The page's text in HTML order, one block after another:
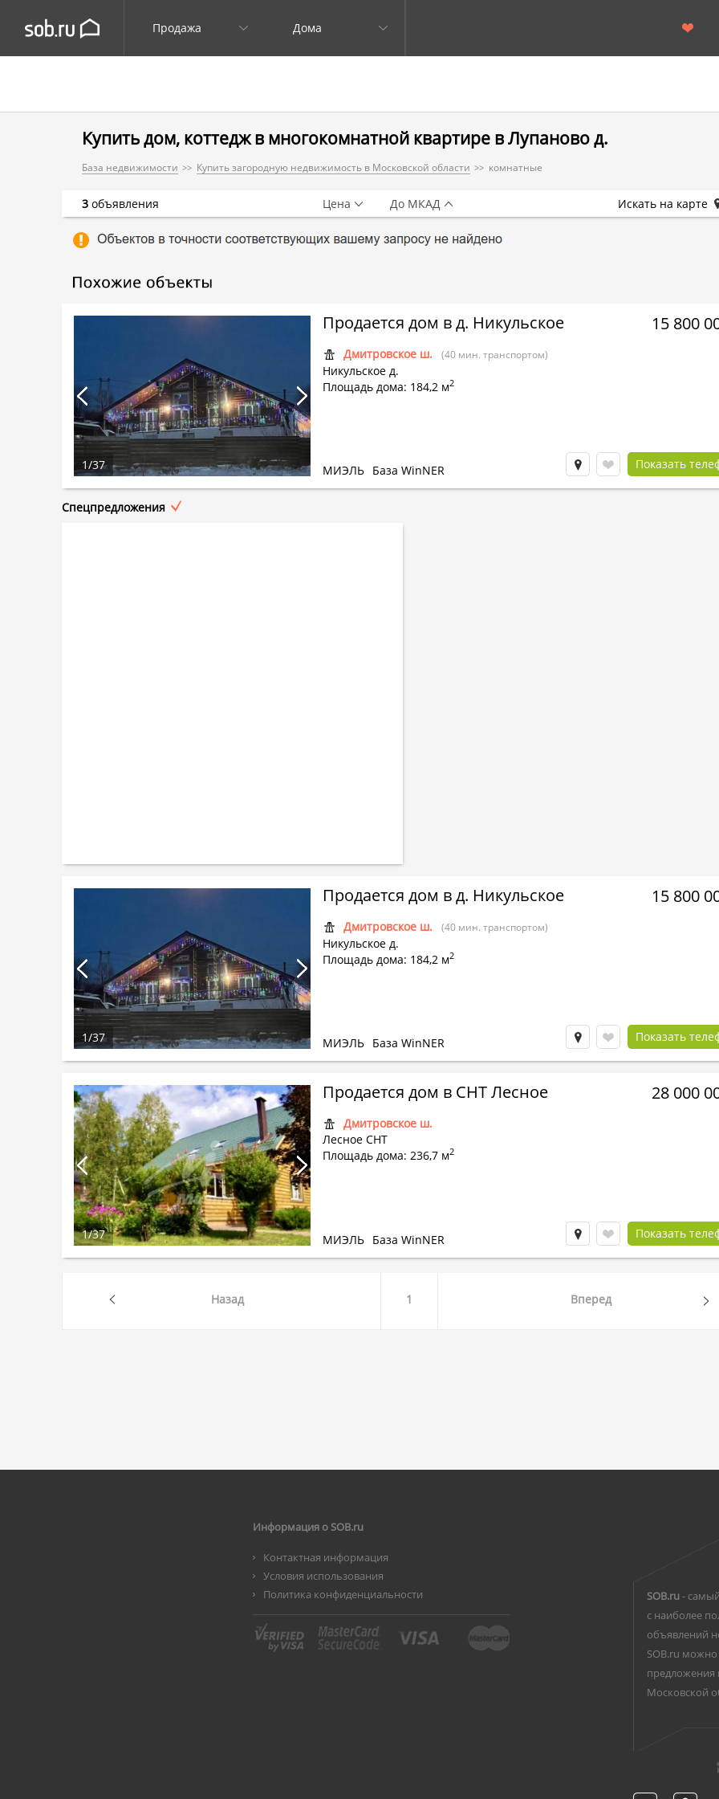
Продажа Дома
Купить дом, коттедж в многокомнатной квартире в Лупаново д.
База недвижимости Купить загородную недвижимость в Московской области комнатные
Продается дом в д. Никульское
Дмитровское ш. (40 мин. транспортом)
Никульское д.
Площадь дома: 184,2 м2
15 800
МИЭЛЬ База WinNER Показать
1/37
Спецпредложения
Продается дом в д. Никульское
Дмитровское ш. (40 мин. транспортом)
Никульское д.
Площадь дома: 184,2 м2
15 800
МИЭЛЬ База WinNER Показать
1/37
Продается дом в СНТ Лесное
Дмитровское ш.
Лесное СНТ
Площадь дома: 236,7 м2
28 000
МИЭЛЬ База WinNER Показать
1/37
3 объявления Цена До МКАД Искать на карте
Назад 1 Вперед
Информация о SOB.ru
Контактная информация
Условия использования
Политика конфиденциальности
SOB.ru-
с наиболее
объявлений
SOB.ru можно
Московской